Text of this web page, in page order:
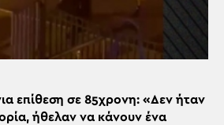
επίθεση σε 85χρονη: «Δεν ήταν
ήθελαν να κάνουν ένα